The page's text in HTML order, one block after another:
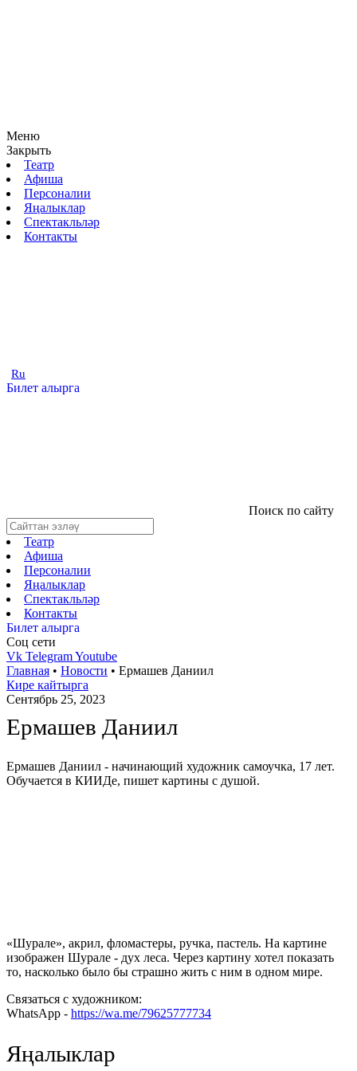
Меню
Закрыть
Театр
Афиша
Персоналии
Яңалыклар
Спектакльләр
Контакты
Ru
Билет алырга
Поиск по сайту
Театр
Афиша
Персоналии
Яңалыклар
Спектакльләр
Контакты
Билет алырга
Соц cети
Vk TelegramYoutube
Главная • Новости • Ермашев Даниил
Кире кайтырга
Сентябрь 25, 2023
Ермашев Даниил
Ермашев Даниил - начинающий художник самоучка, 17 лет.
Обучается в КИИДе, пишет картины с душой.
«Шурале», акрил, фломастеры, ручка, пастель. На картине
изображен Шурале - дух леса. Через картину хотел показать
то, насколько было бы страшно жить с ним в одном мире.
Связаться с художником:
WhatsApp - https://wa.me/79625777734
Яңалыклар